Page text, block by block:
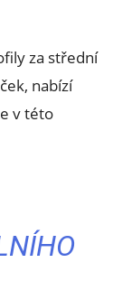
za střední
nabízí
v této